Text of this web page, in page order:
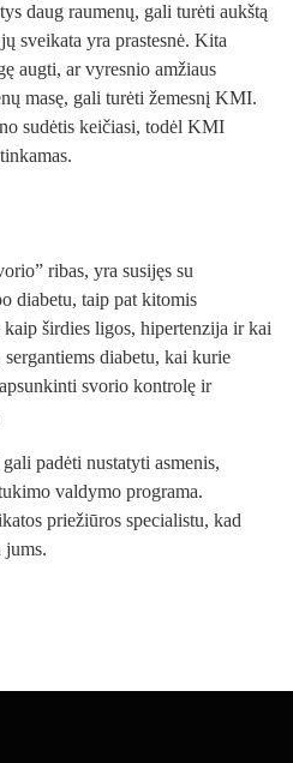
daug raumenų, gali turėti aukštą
sveikata yra prastesnė. Kita
augti, ar vyresnio amžiaus
masę, gali turėti žemesnį KMI.
sudėtis keičiasi, todėl KMI
ribas, yra susijęs su
diabetu, taip pat kitomis
širdies ligos, hipertenzija ir kai
diabetu, kai kurie
svorio kontrolę ir
padėti nustatyti asmenis,
valdymo programa.
priežiūros specialistu, kad
jums.